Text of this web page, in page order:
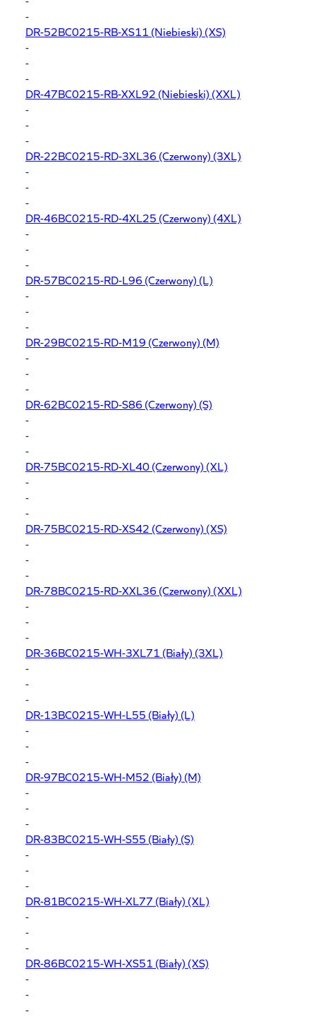
-
DR-52BC0215-RB-XS11 (Niebieski) (XS)
-
-
-
DR-47BC0215-RB-XXL92 (Niebieski) (XXL)
-
-
-
DR-22BC0215-RD-3XL36 (Czerwony) (3XL)
-
-
-
DR-46BC0215-RD-4XL25 (Czerwony) (4XL)
-
-
-
DR-57BC0215-RD-L96 (Czerwony) (L)
-
-
-
DR-29BC0215-RD-M19 (Czerwony) (M)
-
-
-
DR-62BC0215-RD-S86 (Czerwony) (S)
-
-
-
DR-75BC0215-RD-XL40(Czerwony) (XL)
-
-
-
DR-75BC0215-RD-XS42 (Czerwony) (XS)
-
-
-
DR-78BC0215-RD-XXL36 (Czerwony) (XXL)
-
-
-
DR-36BC0215-WH-3XL71 (Biały) (3XL)
-
-
-
DR-13BC0215-WH-L55 (Biały) (L)
-
-
-
DR-97BC0215-WH-M52 (Biały) (M)
-
-
-
DR-83BC0215-WH-S55 (Biały) (S)
-
-
-
DR-81BC0215-WH-XL77 (Biały) (XL)
-
-
-
DR-86BC0215-WH-XS51 (Biały) (XS)
-
-
-